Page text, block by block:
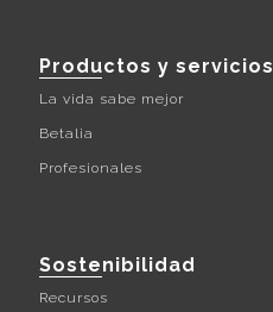
Productos y servicios
La vida sabe mejor
Betalia
Profesionales
Sostenibilidad
Recursos